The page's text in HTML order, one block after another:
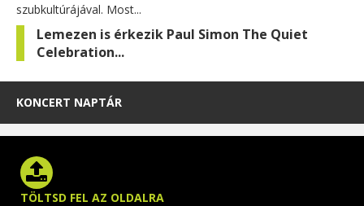
szubkultúrájával. Most...
Lemezen is érkezik Paul Simon The Quiet
Celebration...
KONCERT NAPTÁR
TÖLTSD FEL AZ OLDALRA